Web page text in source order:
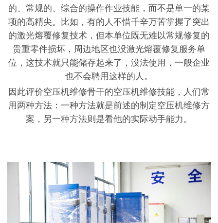
的、常规的、综合的操作作业技能，而不是单一的某
项的高精尖。比如，有的人不惜千辛万苦掌握了突出
的激光熔覆修复技术，但本单位既无难以常规修复的
贵重零件损坏，周边地区也没激光熔覆修复服务单
位，这技术就只能储存起来了，没法使用，一般企业
也不会聘用这样的人。
因此评价空压机维修骨干的空压机维修技能，人们常
用两种方法：一种方法就是前述的制定空压机维修方
案，另一种方法则是看他的实际动手能力。